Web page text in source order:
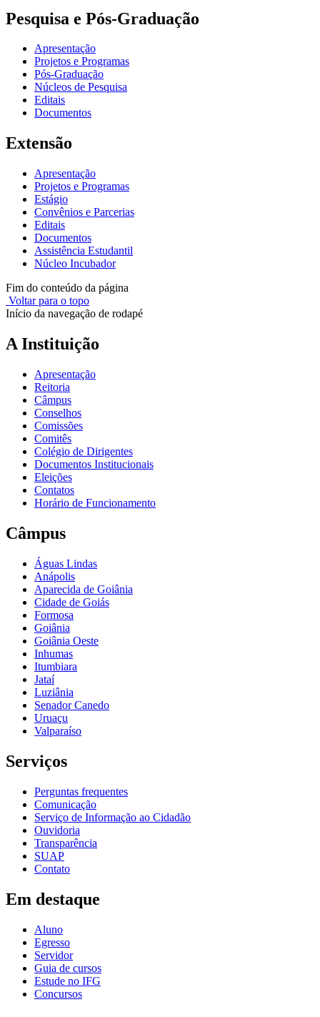
Pesquisa e Pós-Graduação
Apresentação
Projetos e Programas
Pós-Graduação
Núcleos de Pesquisa
Editais
Documentos
Extensão
Apresentação
Projetos e Programas
Estágio
Convênios e Parcerias
Editais
Documentos
Assistência Estudantil
Núcleo Incubador
Fim do conteúdo da página
Voltar para o topo
Início da navegação de rodapé
A Instituição
Apresentação
Reitoria
Câmpus
Conselhos
Comissões
Comitês
Colégio de Dirigentes
Documentos Institucionais
Eleições
Contatos
Horário de Funcionamento
Câmpus
Águas Lindas
Anápolis
Aparecida de Goiânia
Cidade de Goiás
Formosa
Goiânia
Goiânia Oeste
Inhumas
Itumbiara
Jataí
Luziânia
Senador Canedo
Uruaçu
Valparaíso
Serviços
Perguntas frequentes
Comunicação
Serviço de Informação ao Cidadão
Ouvidoria
Transparência
SUAP
Contato
Em destaque
Aluno
Egresso
Servidor
Guia de cursos
Estude no IFG
Concursos